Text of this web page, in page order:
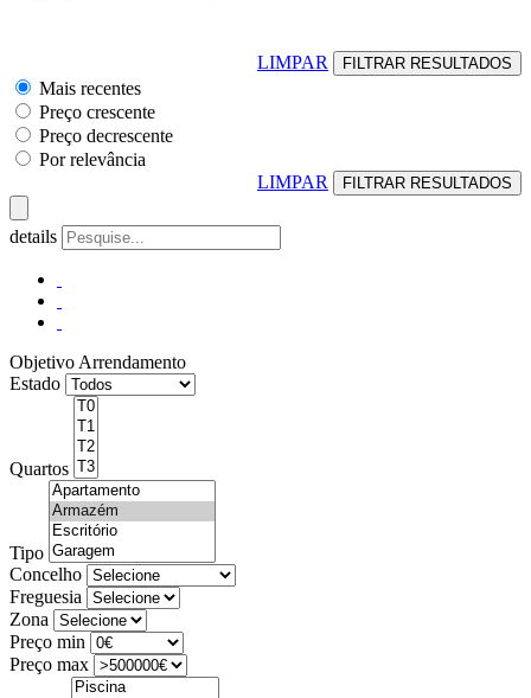
LIMPAR
Mais recentes
Preço crescente
Preço decrescente
Por relevância
LIMPAR
details
Objetivo Arrendamento
Estado
Quartos
Tipo
Concelho
Freguesia
Zona
Preço min
Preço max